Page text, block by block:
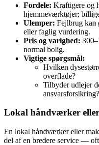
Fordele: Kraftigere og
hjemmeværktøjer;
Ulemper: Fejlbrug kan
eller faglig vurdering.
Pris og varighed:
normal bolig.
Vigtige spørgsmål:
Hvilken
overflade?
Tilbyder udlejer
ansvarsforsikring?
Lokal håndværker
En lokal håndværker eller
del af en bredere service —